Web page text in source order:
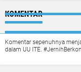
KOMENTAR
Komentar sepenuhnya
dalam UU ITE.